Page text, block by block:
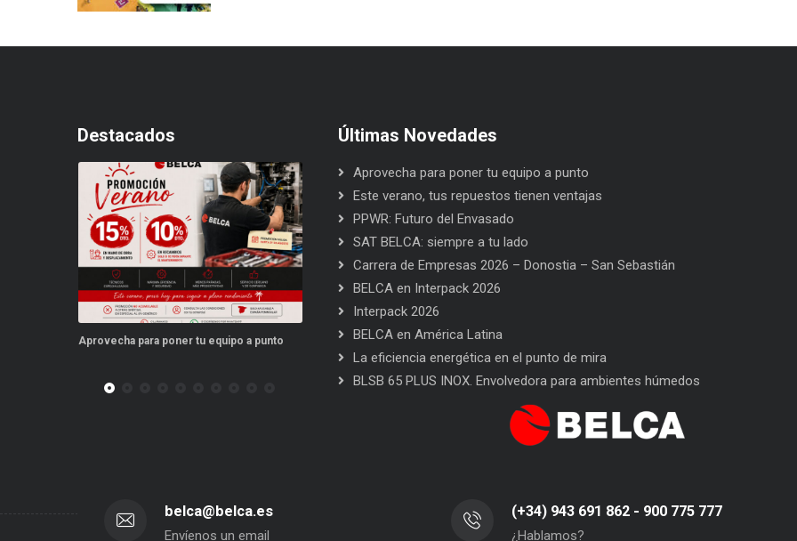
Destacados
Aprovecha para poner tu equipo a punto Este verano, tus repuestos tienen ventajas PPWR: Futuro del Envasado
Últimas Novedades
Aprovecha para poner tu equipo a punto
Este verano, tus repuestos tienen ventajas
PPWR: Futuro del Envasado
SAT BELCA: siempre a tu lado
Carrera de Empresas 2026 – Donostia – San Sebastián
BELCA en Interpack 2026
Interpack 2026
BELCA en América Latina
La eficiencia energética en el punto de mira
BLSB 65 PLUS INOX. Envolvedora para ambientes húmedos
belca@belca.es
Envíenos un email
(+34) 943 691 862 - 900 775 777
¿Hablamos?